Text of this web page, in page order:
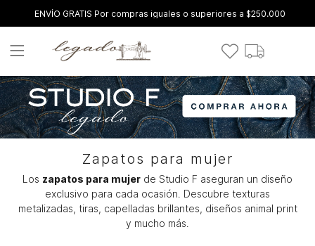
ENVÍO GRATIS Por compras iguales o superiores a $250.000
Zapatos para mujer
Los zapatos para mujer de Studio F aseguran un diseño
exclusivo para cada ocasión. Descubre texturas
metalizadas, tiras, capelladas brillantes, diseños animal print
y mucho más.